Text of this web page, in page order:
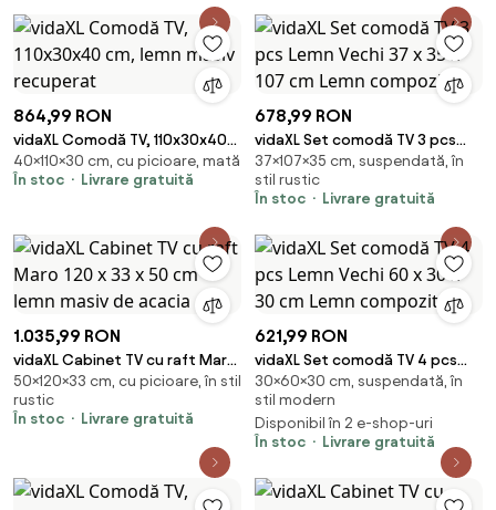
864,99 RON
vidaXL Comodă TV, 110x30x40
cm, lemn masiv recuperat
40×110×30 cm, cu picioare, mată
În stoc
Livrare gratuită
678,99 RON
vidaXL Set comodă TV 3 pcs
Lemn Vechi 37 x 35 x 107 cm
Lemn compozit
37×107×35 cm, suspendată, în
stil rustic
În stoc
Livrare gratuită
1.035,99 RON
vidaXL Cabinet TV cu raft Maro
120 x 33 x 50 cm lemn masiv de
acacia
50×120×33 cm, cu picioare, în stil
rustic
În stoc
Livrare gratuită
621,99 RON
vidaXL Set comodă TV 4 pcs
Lemn Vechi 60 x 30 x 30 cm
Lemn compozit
30×60×30 cm, suspendată, în
stil modern
Disponibil în 2 e-shop-uri
În stoc
Livrare gratuită